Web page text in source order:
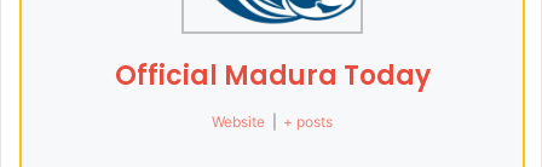
Official Madura Today
Website + posts